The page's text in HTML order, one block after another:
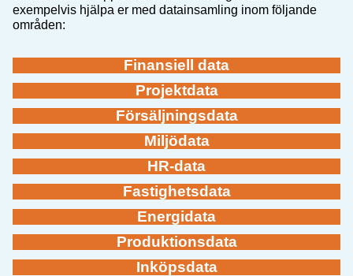
exempelvis hjälpa er med datainsamling inom följande
områden:
Finansiell data
Projektdata
Försäljningsdata
Miljödata
HR-data
Fastighetsdata
Energidata
Produktionsdata
Inköpsdata